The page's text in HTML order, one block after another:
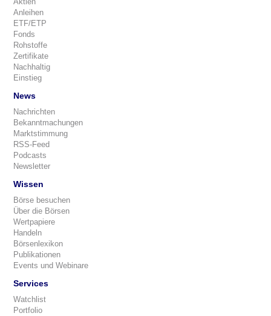
Anleihen
ETF/ETP
Fonds
Rohstoffe
Zertifikate
Nachhaltig
Einstieg
News
Nachrichten
Bekanntmachungen
Marktstimmung
RSS-Feed
Podcasts
Newsletter
Wissen
Börse besuchen
Über die Börsen
Wertpapiere
Handeln
Börsenlexikon
Publikationen
Events und Webinare
Services
Watchlist
Portfolio